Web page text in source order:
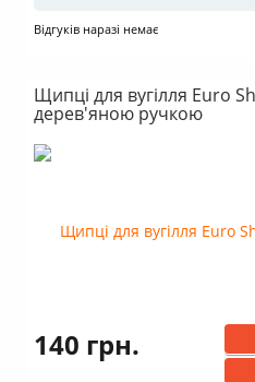
Відгуків наразі немає
Щипці для вугілля Euro
дерев'яною ручкою
140 грн.